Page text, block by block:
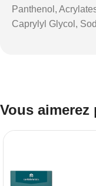
Panthenol,
Caprylyl Glycol,
Vous aimerez